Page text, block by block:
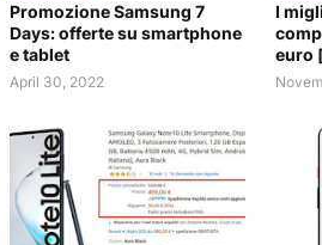
Promozione Samsung 7
Days: offerte su smartphone
e tablet
April 30, 2022
I
euro